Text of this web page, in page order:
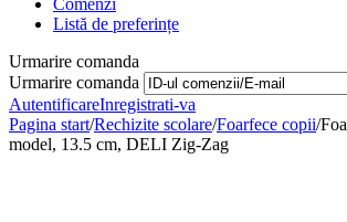
Comenzi
Listă de preferințe
Urmarire comanda
Urmarire comanda
AutentificareInregistrati-va
Pagina start/Rechizite scolare/Foarfece copii/
model, 13.5 cm, DELI Zig-Zag